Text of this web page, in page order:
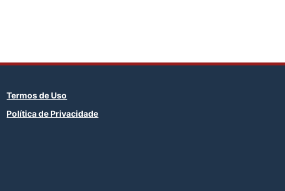
Termos de Uso
Política de Privacidade